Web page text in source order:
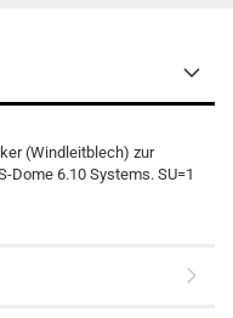
(Windleitblech) zur
Dome 6.10 Systems. SU=1